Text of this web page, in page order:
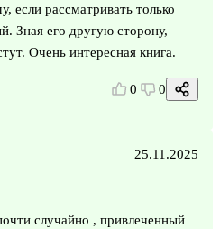
если рассматривать только
Зная его другую сторону,
Очень интересная книга.
0 0
25.11.2025
случайно , привлеченный